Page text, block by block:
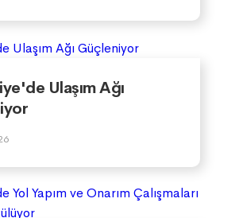
Ulaşım Ağı